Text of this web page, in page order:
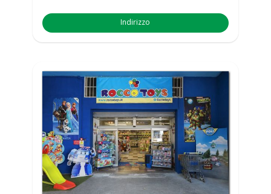
Indirizzo